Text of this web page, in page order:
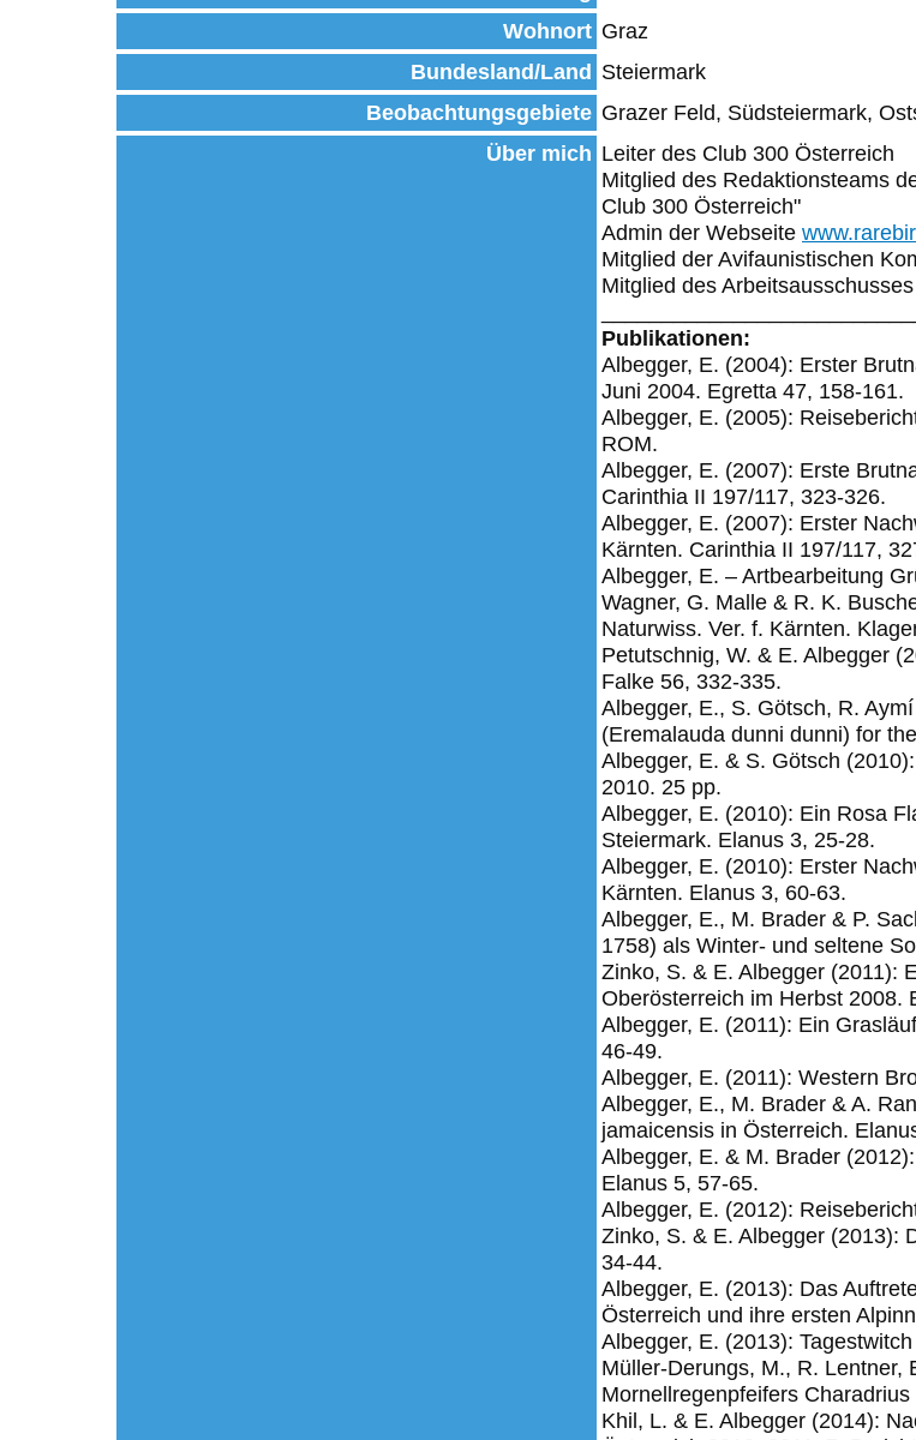
Wohnort Graz
Bundesland/Land Steiermark
Beobachtungsgebiete Grazer Feld, Südsteiermark,
Über mich Leiter des Club 300 Österreich
Mitglied des Redaktionsteams
Club 300 Österreich"
Admin der Webseite
Mitglied der Avifaunistischen
Mitglied des
Publikationen:
Albegger, E. (2004): Erster
Juni 2004. Egretta 47, 158-161.
Albegger, E. (2005):
ROM.
Albegger, E. (2007): Erste
Carinthia II 197/117, 323-326.
Albegger, E. (2007): Erster
Kärnten. Carinthia II 197/117,
Albegger, E. – Artbearbeitung
Wagner, G. Malle & R. K.
Naturwiss. Ver. f. Kärnten.
Petutschnig, W. & E. Albegger
Falke 56, 332-335.
Albegger, E., S. Götsch, R.
(Eremalauda dunni dunni) for
Albegger, E. & S. Götsch
2010. 25 pp.
Albegger, E. (2010): Ein Rosa
Steiermark. Elanus 3, 25-28.
Albegger, E. (2010): Erster
Kärnten. Elanus 3, 60-63.
Albegger, E., M. Brader & P.
1758) als Winter- und seltene
Zinko, S. & E. Albegger (2011):
Oberösterreich im Herbst 2008.
Albegger, E. (2011): Ein
46-49.
Albegger, E. (2011): Western
Albegger, E., M. Brader & A.
jamaicensis in Österreich.
Albegger, E. & M. Brader
Elanus 5, 57-65.
Albegger, E. (2012):
Zinko, S. & E. Albegger (2013):
34-44.
Albegger, E. (2013): Das
Österreich und ihre ersten
Albegger, E. (2013):
Müller-Derungs, M., R. Lentner,
Mornellregenpfeifers
Khil, L. & E. Albegger (2014):